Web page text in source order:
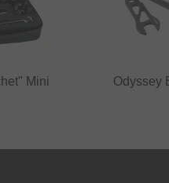
Mini
Odyssey